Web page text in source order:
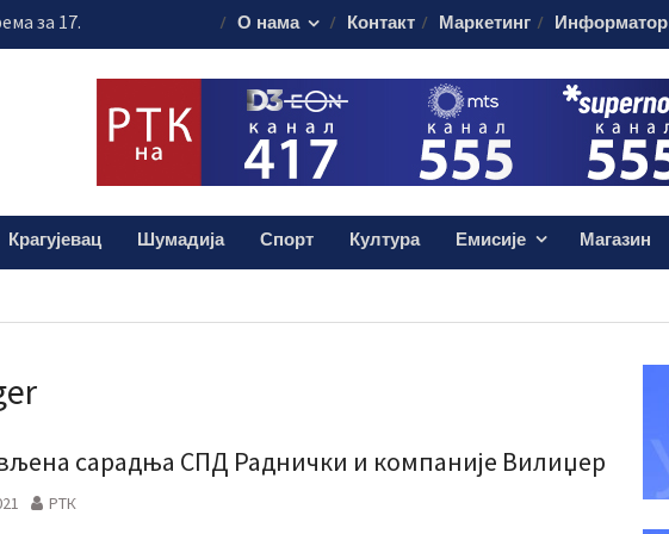
за 17.
без публике
почиње
на Ђачком
О нама Контакт Маркетинг Информатор
Крагујевац Шумадија Спорт Култура Емисије Магазин
сарадња СПД Раднички и компаније Вилиџер
РТК